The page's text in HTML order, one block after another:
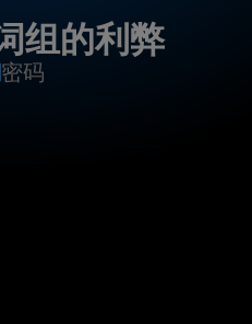
组的利弊
密码